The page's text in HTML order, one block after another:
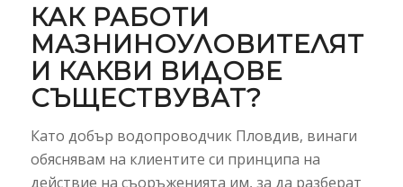
КАК РАБОТИ
МАЗНИНОУЛОВИТЕЛЯТ
И КАКВИ ВИДОВЕ
СЪЩЕСТВУВАТ?
Като добър водопроводчик Пловдив, винаги
обяснявам на клиентите си принципа на
действие на съоръженията им, за да разберат